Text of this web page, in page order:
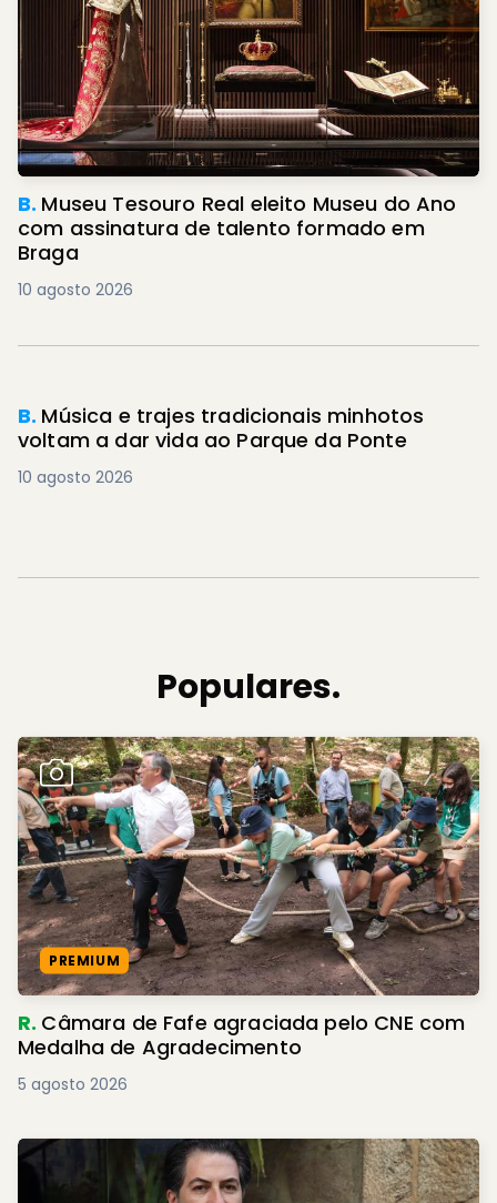
B. Museu Tesouro Real eleito Museu do Ano
com assinatura de talento formado em
Braga
10 agosto 2026
B. Música e trajes tradicionais minhotos
voltam a dar vida ao Parque da Ponte
10 agosto 2026
Populares.
PREMIUM
R. Câmara de Fafe agraciada pelo CNE com
Medalha de Agradecimento
5 agosto 2026